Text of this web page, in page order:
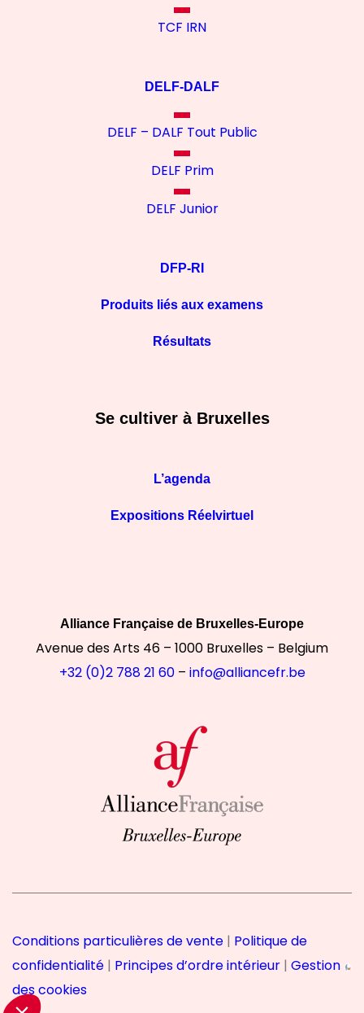
utilise des cookies
cookies pour améliorer votre
fournir un contenu personnalisé.
confidentialité
avec Google
mesure d'audience
certifiés par
TCF IRN
DELF-DALF
DELF – DALF Tout Public
DELF Prim
DELF Junior
DFP-RI
Produits liés aux examens
Résultats
Se cultiver à Bruxelles
L’agenda
Expositions Réelvirtuel
Alliance Française de Bruxelles-Europe
Avenue des Arts 46 – 1000 Bruxelles – Belgium
+32 (0)2 788 21 60– info@alliancefr.be
Conditions particulières de vente | Politique de
confidentialité | Principes d’ordre intérieur | Gestion
des cookies